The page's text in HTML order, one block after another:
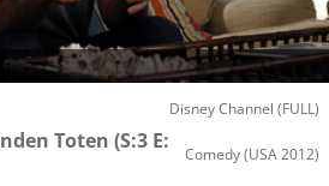
Disney Channel (FULL)
Toten (S:3 E:
Comedy(USA 2012)